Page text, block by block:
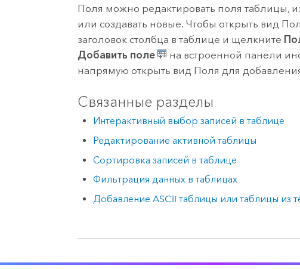
Поля можно редактировать поля таблицы,
или создавать новые. Чтобы открыть вид
заголовок столбца в таблице и щелкните
Добавить поле
на встроенной панели
напрямую открыть вид Поля для
Связанные разделы
Интерактивный выбор записей в таблице
Редактирование активной таблицы
Сортировка записей в таблице
Фильтрация данных в таблицах
Добавление ASCII таблицы или таблицы из